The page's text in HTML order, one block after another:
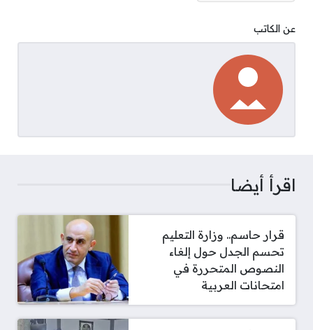
عن الكاتب
اقرأ أيضا
قرار حاسم.. وزارة التعليم
تحسم الجدل حول إلغاء
النصوص المتحررة في
امتحانات العربية